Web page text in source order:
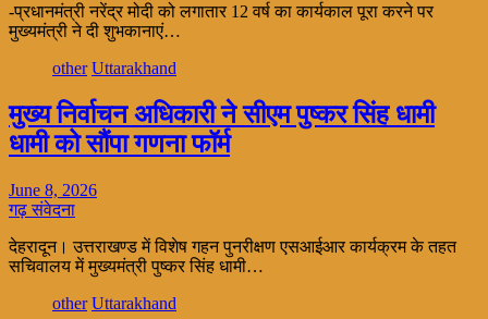
-प्रधानमंत्री नरेंद्र मोदी को लगातार 12 वर्ष का कार्यकाल पूरा करने पर
मुख्यमंत्री ने दी शुभकानाएं…
other Uttarakhand
मुख्य निर्वाचन अधिकारी ने सीएम पुष्कर सिंह धामी
धामी को सौंपा गणना फॉर्म
June 8, 2026
गढ़ संवेदना
देहरादून। उत्तराखण्ड में विशेष गहन पुनरीक्षण एसआईआर कार्यक्रम के तहत
सचिवालय में मुख्यमंत्री पुष्कर सिंह धामी…
other Uttarakhand